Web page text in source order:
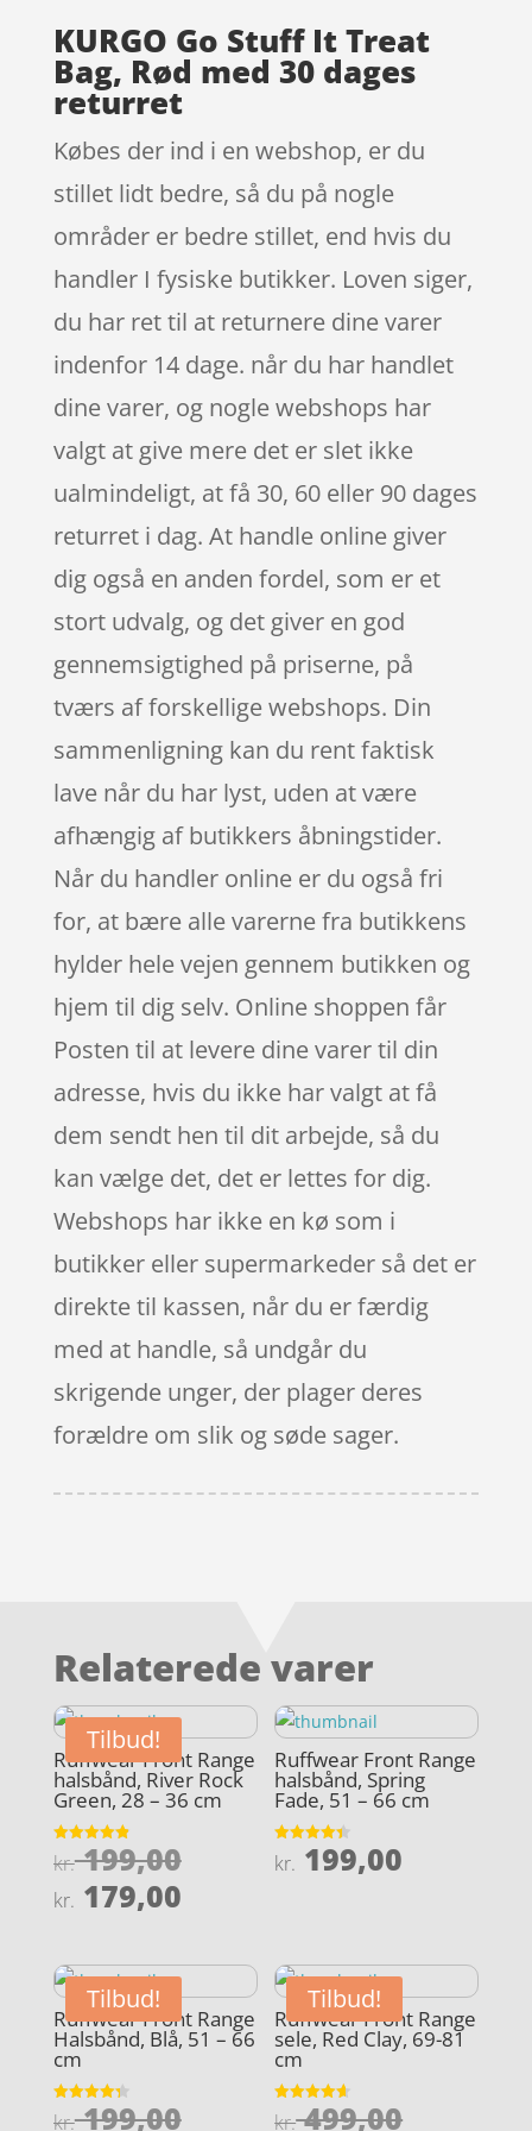
KURGO Go Stuff It Treat
Bag, Rød med 30 dages
returret
Købes der ind i en webshop, er du
stillet lidt bedre, så du på nogle
områder er bedre stillet, end hvis du
handler I fysiske butikker. Loven siger,
du har ret til at returnere dine varer
indenfor 14 dage. når du har handlet
dine varer, og nogle webshops har
valgt at give mere det er slet ikke
ualmindeligt, at få 30, 60 eller 90 dages
returret i dag. At handle online giver
dig også en anden fordel, som er et
stort udvalg, og det giver en god
gennemsigtighed på priserne, på
tværs af forskellige webshops. Din
sammenligning kan du rent faktisk
lave når du har lyst, uden at være
afhængig af butikkers åbningstider.
Når du handler online er du også fri
for, at bære alle varerne fra butikkens
hylder hele vejen gennem butikken og
hjem til dig selv. Online shoppen får
Posten til at levere dine varer til din
adresse, hvis du ikke har valgt at få
dem sendt hen til dit arbejde, så du
kan vælge det, det er lettes for dig.
Webshops har ikke en kø som i
butikker eller supermarkeder så det er
direkte til kassen, når du er færdig
med at handle, så undgår du
skrigende unger, der plager deres
forældre om slik og søde sager.
Relaterede varer
Tilbud!
Ruffwear Front Range
halsbånd, River Rock
Green, 28 – 36 cm
Vurderet
4.9
kr.199,00Den
oprindelige
kr. 199,00.
kr. 179,00Den
pris
er:
kr. 179,00.
Ruffwear Front Range
halsbånd, Spring
Fade, 51 – 66 cm
Vurderet
4.4
kr. 199,00
Tilbud!
Ruffwear Front Range
Halsbånd, Blå, 51 – 66
cm
Vurderet
4.3
kr.199,00Den
Tilbud!
Ruffwear Front Range
sele, Red Clay, 69-81
cm
Vurderet
4.6
kr.499,00Den